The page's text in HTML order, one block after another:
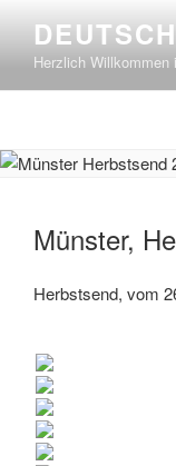
springenHerzlich
Münster,
Herbstsend, vom